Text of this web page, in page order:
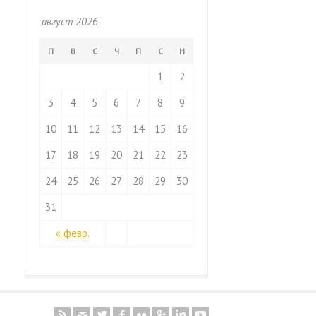
август 2026
П В С Ч П С Н
« февр.
1
2
3
4 5 6 7 8
9
10
11 12 13 14 15
16
17
18 19 20 21 22
23
24
25 26 27 28 29
30
31